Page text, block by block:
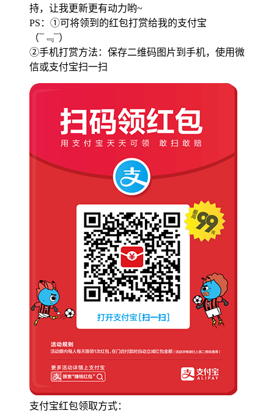
持，让我更新更有动力哟~
PS：①可将领到的红包打赏给我的支付宝
（¯﹃¯）
②手机打赏方法：保存二维码图片到手机，使用微
信或支付宝扫一扫
支付宝红包领取方式：